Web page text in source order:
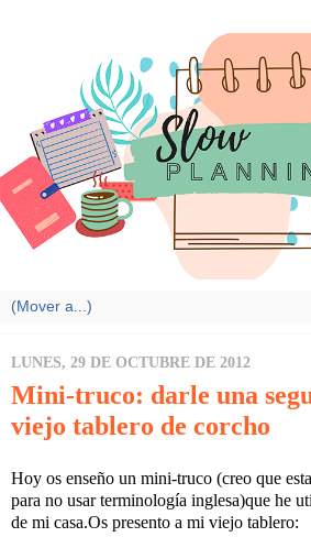
LUNES, 29 DE OCTUBRE DE 2012
Mini-truco: darle una
viejo tablero de corcho
Hoy os enseño un mini-truco (creo que
para no usar terminología inglesa)que he
de mi casa.Os presento a mi viejo tablero: